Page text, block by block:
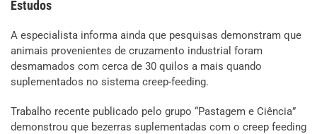
Estudos
A especialista informa ainda que pesquisas demonstram que
animais provenientes de cruzamento industrial foram
desmamados com cerca de 30 quilos a mais quando
suplementados no sistema creep-feeding.
Trabalho recente publicado pelo grupo “Pastagem e Ciência”
demonstrou que bezerras suplementadas com o creep feeding